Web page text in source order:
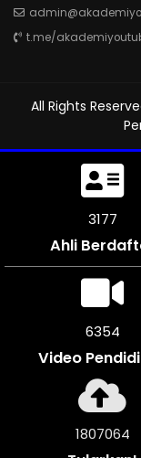
t.me/
All Rights
3516
Ahli
7032
Video
2000068